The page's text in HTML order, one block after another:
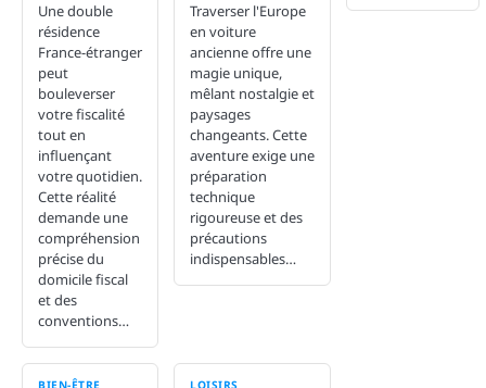
Une double
résidence
France-étranger
peut
bouleverser
votre fiscalité
tout en
influençant
votre quotidien.
Cette réalité
demande une
compréhension
précise du
domicile fiscal
et des
conventions…
Traverser l'Europe
en voiture
ancienne offre une
magie unique,
mêlant nostalgie et
paysages
changeants. Cette
aventure exige une
préparation
technique
rigoureuse et des
précautions
indispensables…
BIEN-ÊTRE LOISIRS